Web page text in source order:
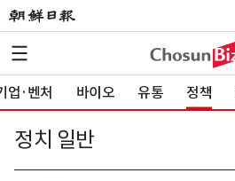
업·벤처 바이오 유통 정책
정치 일반